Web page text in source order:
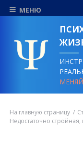
МЕНЮ
На главную страницу
Недостаточно